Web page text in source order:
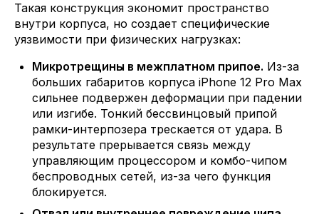
Такая конструкция экономит пространство
внутри корпуса, но создает специфические
уязвимости при физических нагрузках:
Микротрещины в межплатном припое. Из-за
больших габаритов корпуса iPhone 12 Pro Max
сильнее подвержен деформации при падении
или изгибе. Тонкий бессвинцовый припой
рамки-интерпозера трескается от удара. В
результате прерывается связь между
управляющим процессором и комбо-чипом
беспроводных сетей, из-за чего функция
блокируется.